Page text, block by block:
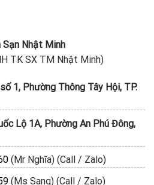
Sạn Nhật Minh
TK SX TM Nhật Minh)
1, Phường Thông Tây Hội, TP.
Lộ 1A, Phường An Phú Đông,
(Mr Nghĩa) (Call / Zalo)
(Ms Sang) (Call / Zalo)